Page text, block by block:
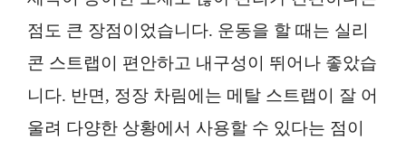
점도 큰 장점이었습니다. 운동을 할 때는 실리
콘 스트랩이 편안하고 내구성이 뛰어나 좋았습
니다. 반면, 정장 차림에는 메탈 스트랩이 잘 어
울려 다양한 상황에서 사용할 수 있다는 점이